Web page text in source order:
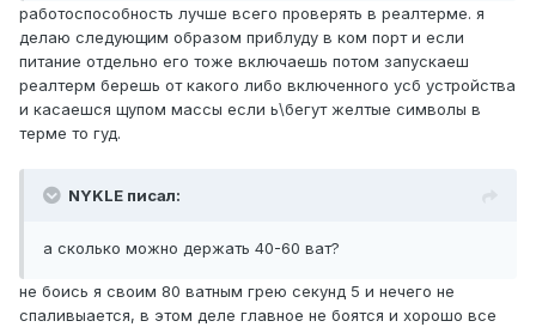
работоспособность лучше всего проверять в реалтерме. я
делаю следующим образом приблуду в ком порт и если
питание отдельно его тоже включаешь потом запускаеш
реалтерм берешь от какого либо включенного усб устройства
и касаешся щупом массы если ь\бегут желтые символы в
терме то гуд.
NYKLE писал:
а сколько можно держать 40-60 ват?
не боись я своим 80 ватным грею секунд 5 и нечего не
спаливыается, в этом деле главное не боятся и хорошо все